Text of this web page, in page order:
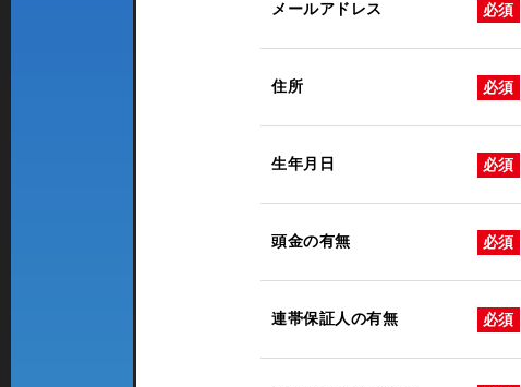
メールアドレス 必須
住所 必須
生年月日 必須
頭金の有無 必須
連帯保証人の有無 必須